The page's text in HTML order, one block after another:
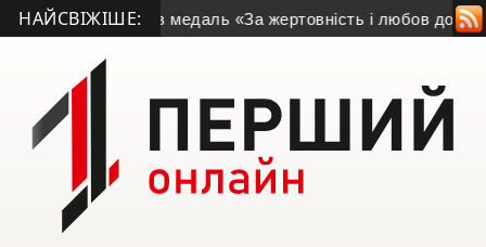
НАЙСВІЖІШЕ:
отримав медаль «За жертовність і любов до України» •